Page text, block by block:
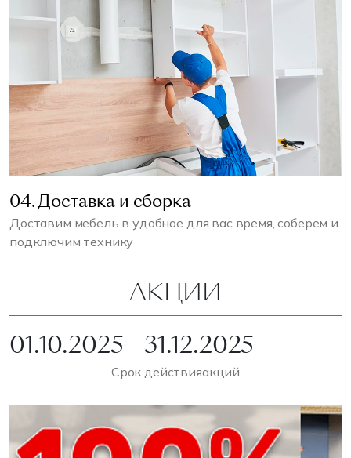
04. Доставка и сборка
Доставим мебель в удобное для вас время, соберем и
подключим технику
АКЦИИ
01.10.2025 - 31.12.2025
Срок действияакций